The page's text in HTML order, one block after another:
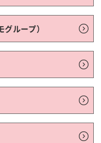
ループ）